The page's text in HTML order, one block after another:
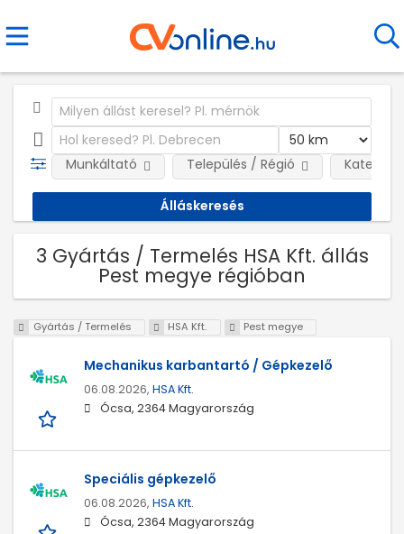
Munkáltató Település / Régió
3 Gyártás / Termelés HSA Kft. állás
Pest megye régióban
Gyártás / Termelés HSA Kft. Pest megye
Mechanikus karbantartó / Gépkezelő
06.08.2026, HSA Kft.
Ócsa, 2364 Magyarország
Speciális gépkezelő
06.08.2026, HSA Kft.
Ócsa, 2364 Magyarország